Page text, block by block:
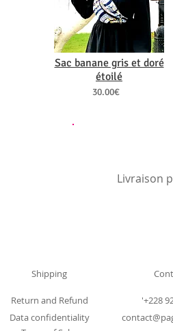
Sac banane gris et doré
étoilé
30.00€
Livraison
Shipping
Return and Refund
Data confidentiality
'+228